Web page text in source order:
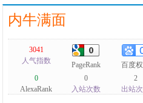
内牛满面
3041
人气指数
PageRank 百度
0
AlexaRank
0
入站次数
2
出站